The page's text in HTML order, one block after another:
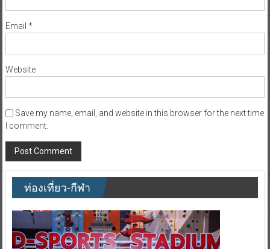
Email *
Website
Save my name, email, and website in this browser for the next time
I comment.
ท่องเที่ยว-กีฬา